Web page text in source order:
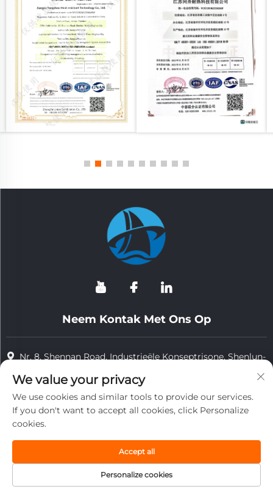
Neem Kontak Met Ons Op
Nr. 8, Shennan Road, Industrieële Konseptrisone, Shenlun-
+86-15298547731
+86-15298547731
Kopiereg © 2026 Jiangsu Tongzhou Hittebestandige Tegnologie-
We value your privacy
We use cookies and similar tools to provide our services.
If you don't want to accept all cookies, click Personalize
cookies.
Personalize cookies
Accept all